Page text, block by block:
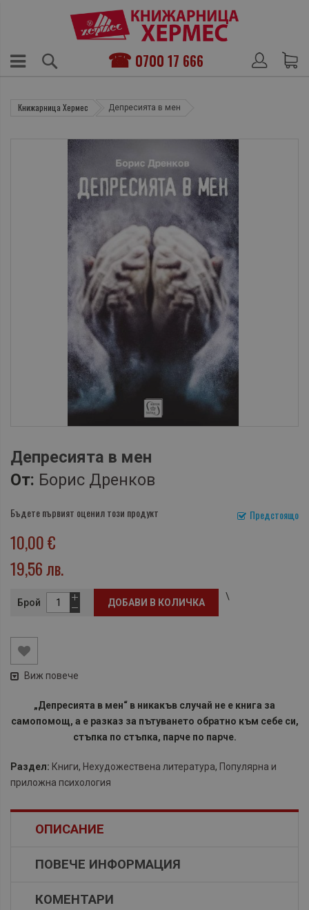
0700 17 666
Книжарница Хермес Депресията в мен
Депресията в мен
От: Борис Дренков
Предстоящо
Бъдете първият оценил този продукт
10,00 €
19,56 лв.
Брой ДОБАВИ В КОЛИЧКА
\
Виж повече
„Депресията в мен“ в никакъв случай не е книга за
самопомощ, а е разказ за пътуването обратно към себе си,
стъпка по стъпка, парче по парче.
Раздел: Книги, Нехудожествена литература, Популярна и
приложна психология
ОПИСАНИЕ
ПОВЕЧЕ ИНФОРМАЦИЯ
КОМЕНТАРИ